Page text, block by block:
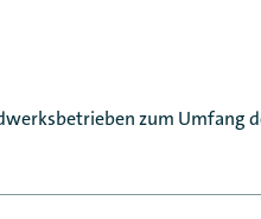
zum Umfang